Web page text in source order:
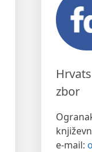
zbor
e-mail: